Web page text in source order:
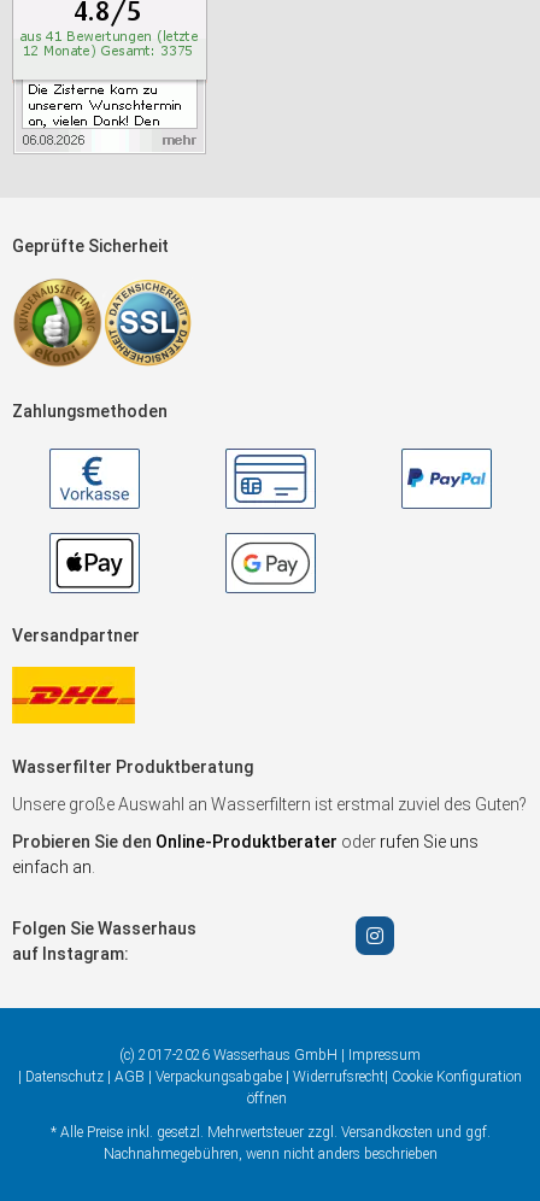
Geprüfte Sicherheit
Zahlungsmethoden
Versandpartner
Wasserfilter Produktberatung
Unsere große Auswahl an Wasserfiltern ist erstmal zuviel des Guten?
Probieren Sie den Online-Produktberater oder rufen Sie uns
einfach an.
Folgen Sie Wasserhaus
auf Instagram:
(c) 2017-2026 Wasserhaus GmbH |
Impressum
Datenschutz AGB Verpackungsabgabe Widerrufsrecht Cookie Konfiguration
öffnen
* Alle Preise inkl. gesetzl. Mehrwertsteuer zzgl. Versandkosten und ggf.
Nachnahmegebühren, wenn nicht anders beschrieben